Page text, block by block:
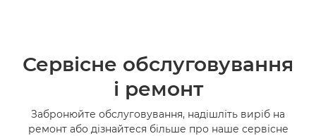
Сервісне обслуговування
і ремонт
Забронюйте обслуговування, надішліть виріб на
ремонт або дізнайтеся більше про наше сервісне